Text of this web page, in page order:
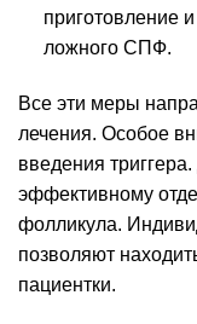
приготовление
ложного СПФ.
Все эти меры
лечения. Особое
введения
эффективному
фолликула.
позволяют
пациентки.